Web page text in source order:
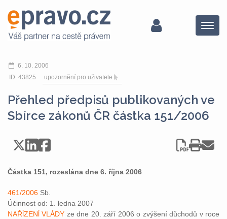
Menu
6. 10. 2006
ID: 43825
upozornění pro uživatele
Přehled předpisů publikovaných ve
Sbírce zákonů ČR částka 151/2006
Částka 151, rozeslána dne 6. října 2006
461/2006 Sb.
Účinnost od: 1. ledna 2007
NAŘĺZENĺ VLÁDY ze dne 20. září 2006 o zvýšení důchodů v roce